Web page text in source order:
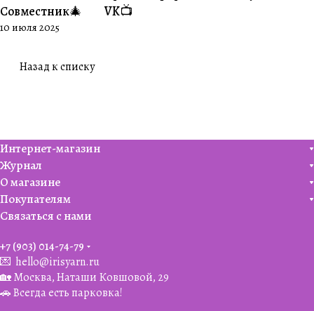
Совместник🎄
10 июля 2025
VK📺
Назад к списку
Интернет-магазин
Журнал
О магазине
Покупателям
Связаться с нами
+7 (903) 014-74-79‬
💌 hello@irisyarn.ru
🏡 Москва, Наташи Ковшовой, 29
🚗 Всегда есть парковка!